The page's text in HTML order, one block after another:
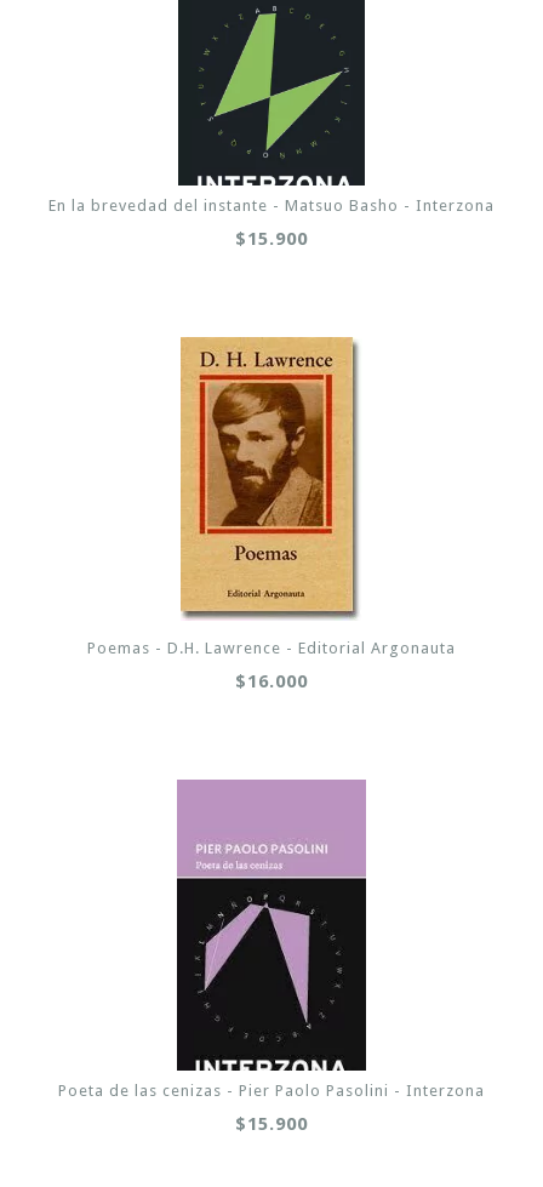
En la brevedad del instante - Matsuo Basho - Interzona
$15.900
Poemas - D.H. Lawrence - Editorial Argonauta
$16.000
Poeta de las cenizas - Pier Paolo Pasolini - Interzona
$15.900